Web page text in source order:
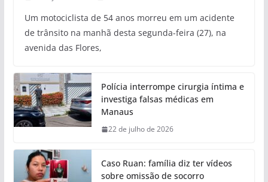
Um motociclista de 54 anos morreu em um acidente
de trânsito na manhã desta segunda-feira (27), na
avenida das Flores,
Polícia interrompe cirurgia íntima e
investiga falsas médicas em
Manaus
22 de julho de 2026
Caso Ruan: família diz ter vídeos
sobre omissão de socorro